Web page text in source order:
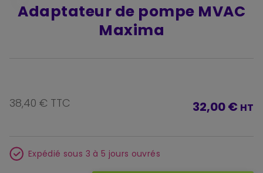
Adaptateur de pompe MVAC
Maxima
38,40 € TTC 32,00 € HT
Expédié sous 3 à 5 jours ouvrés